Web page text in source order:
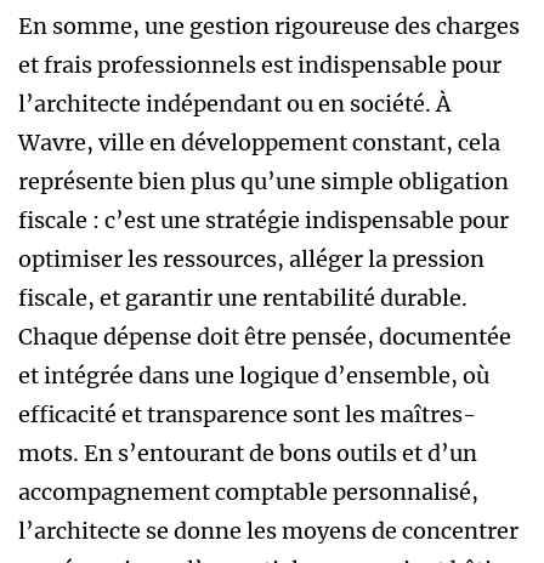
En somme, une gestion rigoureuse des charges
et frais professionnels est indispensable pour
l’architecte indépendant ou en société. À
Wavre, ville en développement constant, cela
représente bien plus qu’une simple obligation
fiscale : c’est une stratégie indispensable pour
optimiser les ressources, alléger la pression
fiscale, et garantir une rentabilité durable.
Chaque dépense doit être pensée, documentée
et intégrée dans une logique d’ensemble, où
efficacité et transparence sont les maîtres-
mots. En s’entourant de bons outils et d’un
accompagnement comptable personnalisé,
l’architecte se donne les moyens de concentrer